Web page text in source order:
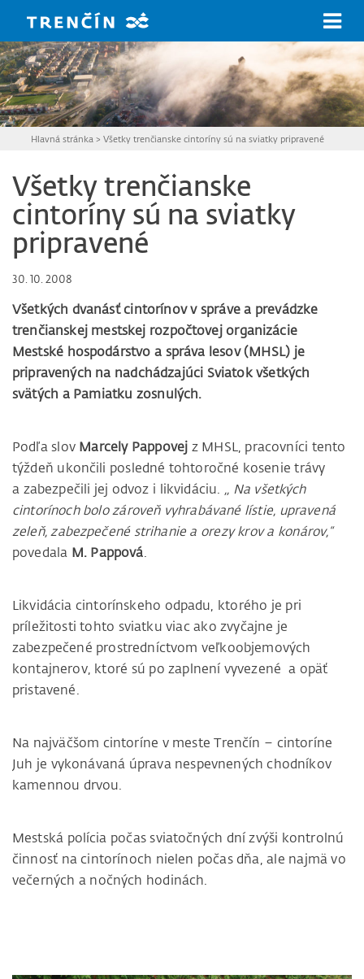
Hlavná stránka > Všetky trenčianske cintoríny sú na sviatky pripravené
Všetky trenčianske
cintoríny sú na sviatky
pripravené
30. 10. 2008
Všetkých dvanásť cintorínov v správe a prevádzke
trenčianskej mestskej rozpočtovej organizácie
Mestské hospodárstvo a správa lesov (MHSL) je
pripravených na nadchádzajúci Sviatok všetkých
svätých a Pamiatku zosnulých.
Podľa slov Marcely Pappovej z MHSL, pracovníci tento
týždeň ukončili posledné tohtoročné kosenie trávy
a zabezpečili jej odvoz i likvidáciu. ,, Na všetkých
cintorínoch bolo zároveň vyhrabávané lístie, upravená
zeleň, zabezpečené strihanie a orezy krov a konárov,“
povedala M. Pappová.
Likvidácia cintorínskeho odpadu, ktorého je pri
príležitosti tohto sviatku viac ako zvyčajne je
zabezpečené prostredníctvom veľkoobjemových
kontajnerov, ktoré sú po zaplnení vyvezené a opäť
pristavené.
Na najväčšom cintoríne v meste Trenčín – cintoríne
Juh je vykonávaná úprava nespevnených chodníkov
kamennou drvou.
Mestská polícia počas sviatočných dní zvýši kontrolnú
činnosť na cintorínoch nielen počas dňa, ale najmä vo
večerných a nočných hodinách.